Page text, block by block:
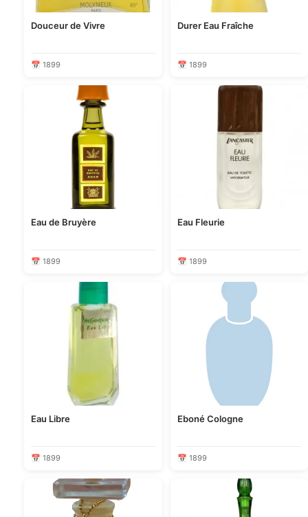
Douceur de Vivre
📅 1899
Durer Eau Fraîche
📅 1899
Eau de Bruyère
📅 1899
Eau Fleurie
📅 1899
Eau Libre
📅 1899
Eboné Cologne
📅 1899